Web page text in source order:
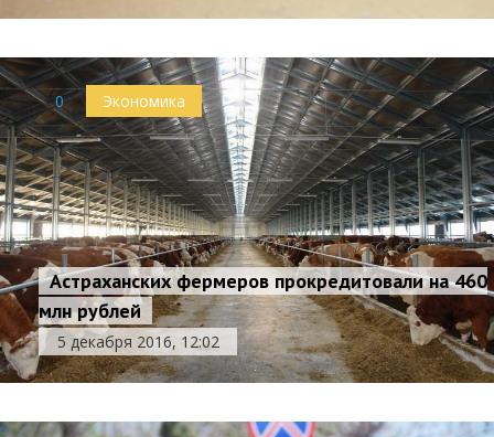
0 Экономика
Астраханских фермеров прокредитовали на 460
млн рублей
5 декабря 2016, 12:02